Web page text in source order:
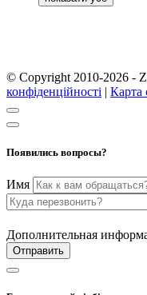
© Copyright 2010-2026 -
конфіденційності | Карта
Появились вопросы?
Имя
Дополнительная
Отправить